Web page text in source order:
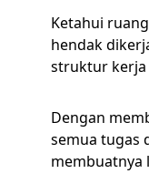
Ketahui
hendak
struktur kerja
Dengan
semua tugas
membuatnya